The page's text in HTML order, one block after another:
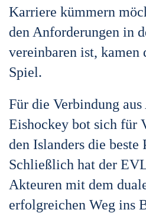
Karriere kümmern
den Anforderungen in
vereinbaren ist, kamen
Spiel.
Für die Verbindung
Eishockey bot sich für
den Islanders die beste
Schließlich hat der
Akteuren mit dem
erfolgreichen Weg ins